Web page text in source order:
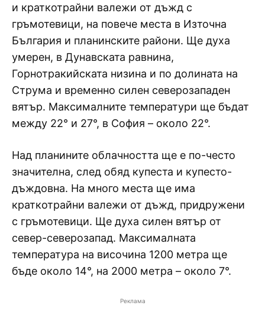
и краткотрайни валежи от дъжд с
гръмотевици, на повече места в Източна
България и планинските райони. Ще духа
умерен, в Дунавската равнина,
Горнотракийската низина и по долината на
Струма и временно силен северозападен
вятър. Максималните температури ще бъдат
между 22° и 27°, в София – около 22°.
Над планините облачността ще е по-често
значителна, след обяд купеста и купесто-
дъждовна. На много места ще има
краткотрайни валежи от дъжд, придружени
с гръмотевици. Ще духа силен вятър от
север-северозапад. Максималната
температура на височина 1200 метра ще
бъде около 14°, на 2000 метра – около 7°.
Реклама